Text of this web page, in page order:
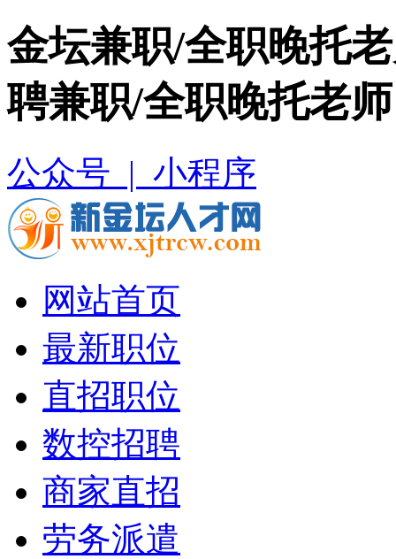
金坛兼职/全职晚托
聘兼职/全职晚托老师
公众号 | 小程序
网站首页
最新职位
直招职位
数控招聘
商家直招
劳务派遣